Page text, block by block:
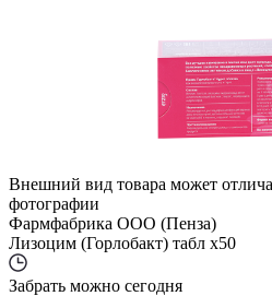
Внешний вид товара может
фотографии
Фармфабрика ООО (Пенза)
Лизоцим (Горлобакт) табл x50
Забрать можно сегодня